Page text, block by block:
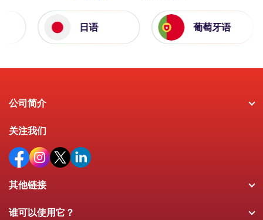
日语 葡萄牙语
公司简介
关注我们
其他链接
谁可以使用它？